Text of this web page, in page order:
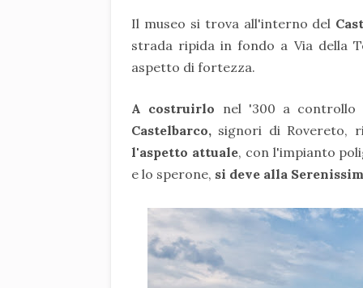
Il museo si trova all'interno del
strada ripida in fondo a Via della
aspetto di fortezza.
A costruirlo nel '300 a controllo
Castelbarco, signori di Rovereto,
l'aspetto attuale, con l'impianto
e lo sperone, si deve alla